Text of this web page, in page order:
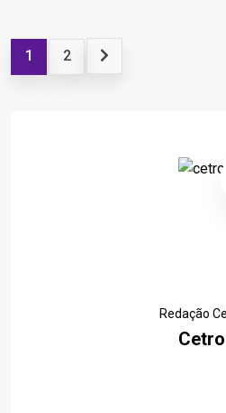
1 2
Redação
Cetro